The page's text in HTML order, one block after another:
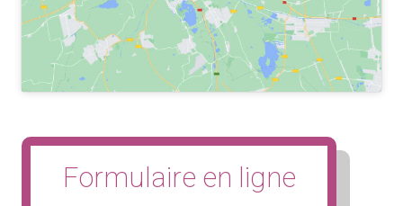
Formulaire en ligne